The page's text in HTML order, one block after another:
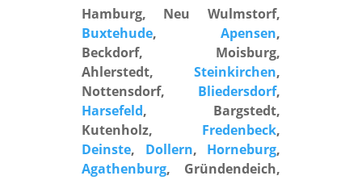
Hamburg, Neu Wulmstorf,
Buxtehude,Apensen,
Beckdorf, Moisburg,
Ahlerstedt,Steinkirchen,
Nottensdorf, Bliedersdorf,
Harsefeld, Bargstedt,
Kutenholz, Fredenbeck,
Deinste, Dollern, Horneburg,
Agathenburg, Gründendeich,